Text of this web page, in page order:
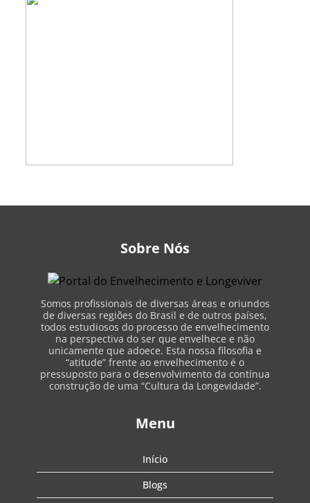
Sobre Nós
Somos profissionais de diversas áreas e oriundos
de diversas regiões do Brasil e de outros países,
todos estudiosos do processo de envelhecimento
na perspectiva do ser que envelhece e não
unicamente que adoece. Esta nossa filosofia e
“atitude” frente ao envelhecimento é o
pressuposto para o desenvolvimento da contínua
construção de uma “Cultura da Longevidade”.
Menu
Início
Blogs